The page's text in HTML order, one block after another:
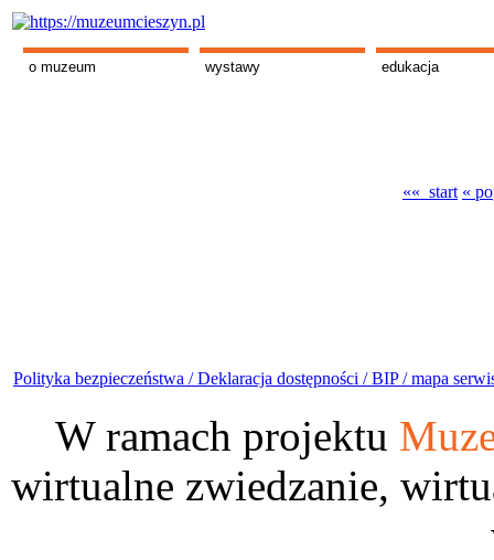
o muzeum wystawy edukacja
«« start «
Polityka bezpieczeństwa /Deklaracja dostępności /BIP /mapa
W ramach projektu
wirtualne zwiedzanie,